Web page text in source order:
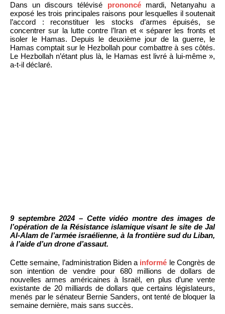
Dans un discours télévisé prononcémardi, Netanyahu a
exposé les trois principales raisons pour lesquelles il soutenait
l’accord : reconstituer les stocks d’armes épuisés, se
concentrer sur la lutte contre l’Iran et « séparer les fronts et
isoler le Hamas. Depuis le deuxième jour de la guerre, le
Hamas comptait sur le Hezbollah pour combattre à ses côtés.
Le Hezbollah n’étant plus là, le Hamas est livré à lui-même »,
a-t-il déclaré.
9 septembre 2024 – Cette vidéo montre des images de
l’opération de la Résistance islamique visant le site de Jal
Al-Alam de l’armée israélienne, à la frontière sud du Liban,
à l’aide d’un drone d’assaut.
Cette semaine, l’administration Biden a informé le Congrès de
son intention de vendre pour 680 millions de dollars de
nouvelles armes américaines à Israël, en plus d’une vente
existante de 20 milliards de dollars que certains législateurs,
menés par le sénateur Bernie Sanders, ont tenté de bloquer la
semaine dernière, mais sans succès.